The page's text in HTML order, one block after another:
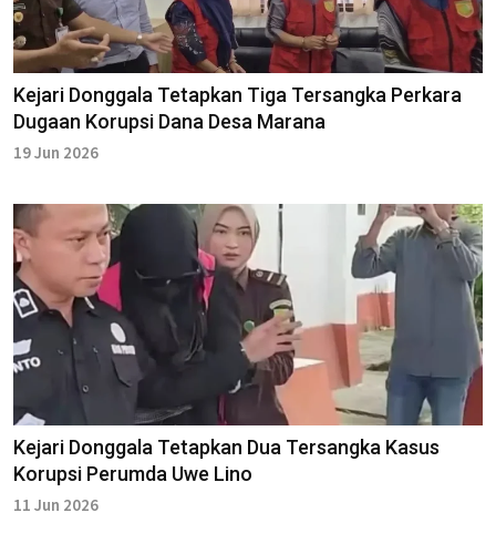
Kejari Donggala Tetapkan Tiga Tersangka Perkara
Dugaan Korupsi Dana Desa Marana
19 Jun 2026
Kejari Donggala Tetapkan Dua Tersangka Kasus
Korupsi Perumda Uwe Lino
11 Jun 2026